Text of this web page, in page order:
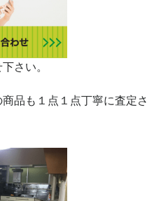
さい。
品も１点１点丁寧に査定さ